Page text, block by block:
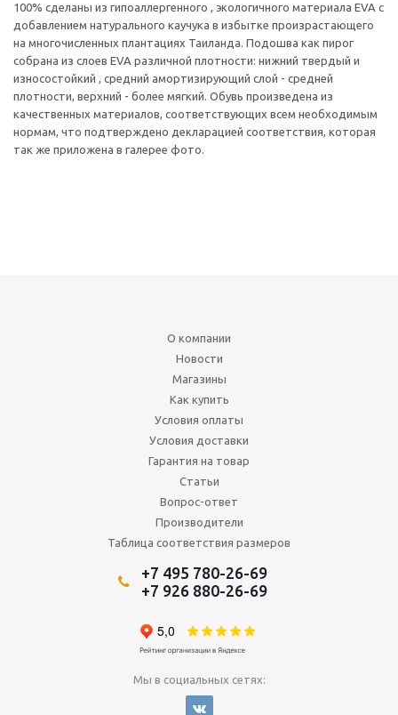
100% сделаны из гипоаллергенного , экологичного материала EVA с
добавлением натурального каучука в избытке произрастающего
на многочисленных плантациях Таиланда. Подошва как пирог
собрана из слоев EVA различной плотности: нижний твердый и
износостойкий , средний амортизирующий слой - средней
плотности, верхний - более мягкий. Обувь произведена из
качественных материалов, соответствующих всем необходимым
нормам, что подтверждено декларацией соответствия, которая
так же приложена в галерее фото.
О компании
Новости
Магазины
Как купить
Условия оплаты
Условия доставки
Гарантия на товар
Статьи
Вопрос-ответ
Производители
Таблица соответствия размеров
+7 495 780-26-69
+7 926 880-26-69
Мы в социальных сетях: